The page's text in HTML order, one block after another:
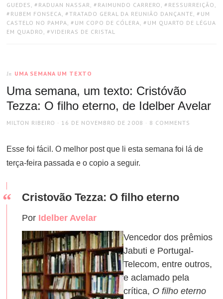
GUEDES , RADUAN NASSAR, RAIMUNDO CARRERO , RESSURREIÇÃO ,
RUBEM FONSECA, TRATADO GERAL DA REUNIÃO DANÇANTE, UM
CASTELO NO PAMPA, UM COPO DE CÓLERA, UM QUARTO DE LÉGUA
EM QUADRO , VIDEIRAS DE CRISTAL
In UMA SEMANA UM TEXTO
Uma semana, um texto: Cristóvão
Tezza: O filho eterno, de Idelber Avelar
AUTHOR
MILTON RIBEIRO
POSTED
16 DE NOVEMBRO DE 2008 8 COMMENTS
Esse foi fácil. O melhor post que li esta semana foi lá de
terça-feira passada e o copio a seguir.
Cristovão Tezza: O filho eterno
Por Idelber Avelar
Vencedor dos prêmios
Jabuti e Portugal-
Telecom, entre outros,
e aclamado pela
crítica, O filho eterno